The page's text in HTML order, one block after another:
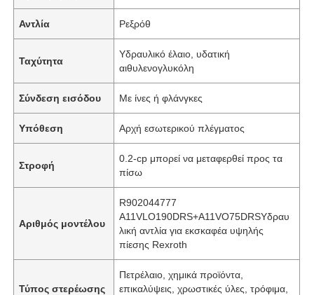
Αντλία Ρεξρόθ
Ταχύτητα
Υδραυλικό έλαιο, υδατική
αιθυλενογλυκόλη
Σύνδεση εισόδου Με ίνες ή φλάνγκες
Υπόθεση Αρχή εσωτερικού πλέγματος
Στροφή
0.2-cp μπορεί να μεταφερθεί προς τα
πίσω
Αριθμός μοντέλου
R902044777
A11VLO190DRS+A11VO75DRSΥδραυ
λική αντλία για εκσκαφέα υψηλής
πίεσης Rexroth
Τύπος στερέωσης
Πετρέλαιο, χημικά προϊόντα,
επικαλύψεις, χρωστικές ύλες, τρόφιμα,